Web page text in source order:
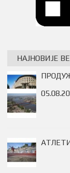
НАЈНОВИЈЕ